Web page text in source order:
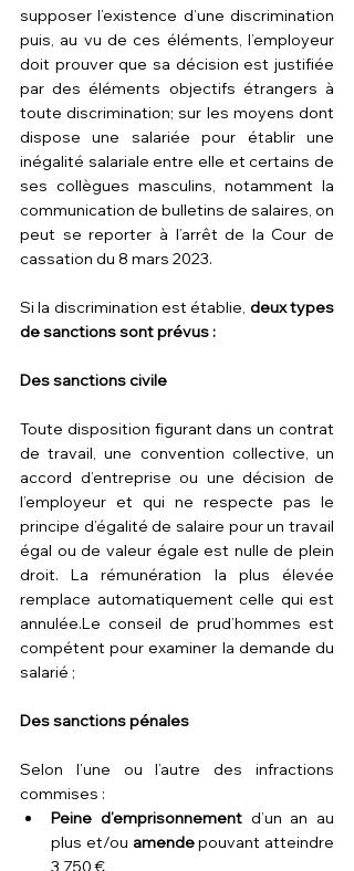
supposer l’existence d’une discrimination
puis, au vu de ces éléments, l’employeur
doit prouver que sa décision est justifiée
par des éléments objectifs étrangers à
toute discrimination; sur les moyens dont
dispose une salariée pour établir une
inégalité salariale entre elle et certains de
ses collègues masculins, notamment la
communication de bulletins de salaires, on
peut se reporter à l’arrêt de la Cour de
cassation du 8 mars 2023.
Si la discrimination est établie, deux types
de sanctions sont prévus :
Des sanctions civile
Toute disposition figurant dans un contrat
de travail, une convention collective, un
accord d’entreprise ou une décision de
l’employeur et qui ne respecte pas le
principe d’égalité de salaire pour un travail
égal ou de valeur égale est nulle de plein
droit. La rémunération la plus élevée
remplace automatiquement celle qui est
annulée.Le conseil de prud’hommes est
compétent pour examiner la demande du
salarié ;
Des sanctions pénales
Selon l’une ou l’autre des infractions
commises :
Peine d’emprisonnement d’un an au
plus et/ou amende pouvant atteindre
3 750 €,